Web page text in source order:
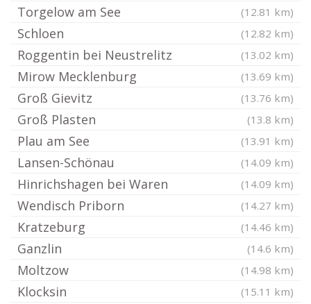
Torgelow am See (12.81 km)
Schloen (12.82 km)
Roggentin bei Neustrelitz (13.02 km)
Mirow Mecklenburg (13.69 km)
Groß Gievitz (13.76 km)
Groß Plasten (13.8 km)
Plau am See (13.91 km)
Lansen-Schönau (14.09 km)
Hinrichshagen bei Waren (14.09 km)
Wendisch Priborn (14.27 km)
Kratzeburg (14.46 km)
Ganzlin (14.6 km)
Moltzow (14.98 km)
Klocksin (15.11 km)